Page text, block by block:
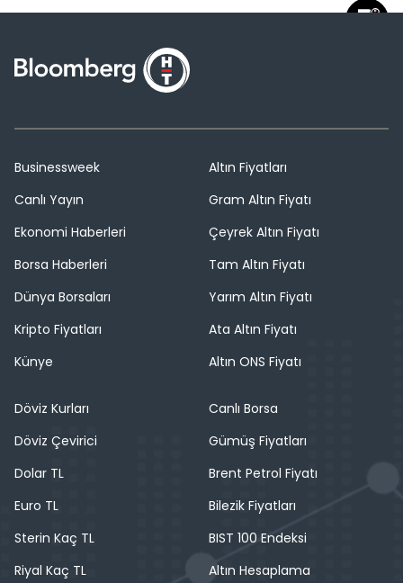
Businessweek
Canlı Yayın
Ekonomi Haberleri
Borsa Haberleri
Dünya Borsaları
Kripto Fiyatları
Künye
Altın Fiyatları
Gram Altın Fiyatı
Çeyrek Altın Fiyatı
Tam Altın Fiyatı
Yarım Altın Fiyatı
Ata Altın Fiyatı
Altın ONS Fiyatı
Döviz Kurları
Döviz Çevirici
Dolar TL
Euro TL
Sterin Kaç TL
Riyal Kaç TL
Canlı Borsa
Gümüş Fiyatları
Brent Petrol Fiyatı
Bilezik Fiyatları
BIST 100 Endeksi
Altın Hesaplama